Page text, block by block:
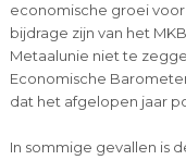
economische groei voor
bijdrage zijn van het
Metaalunie niet te
Economische
dat het afgelopen jaar
In sommige gevallen is